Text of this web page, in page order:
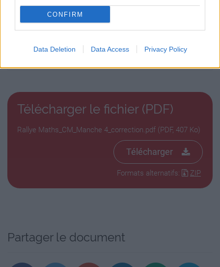
CONFIRM
Data Deletion Data Access Privacy Policy
Télécharger le fichier (PDF)
Rallye Maths_CM_Manche 4_correction.pdf (PDF, 407 Ko)
Télécharger
Formats alternatifs: ZIP
Partager le document